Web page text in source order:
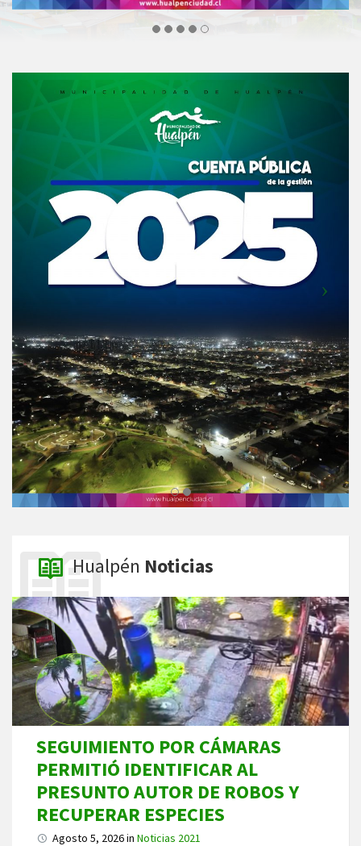
Hualpén Noticias
SEGUIMIENTO POR CÁMARAS
PERMITIÓ IDENTIFICAR AL
PRESUNTO AUTOR DE ROBOS Y
RECUPERAR ESPECIES
Agosto 5, 2026in Noticias 2021